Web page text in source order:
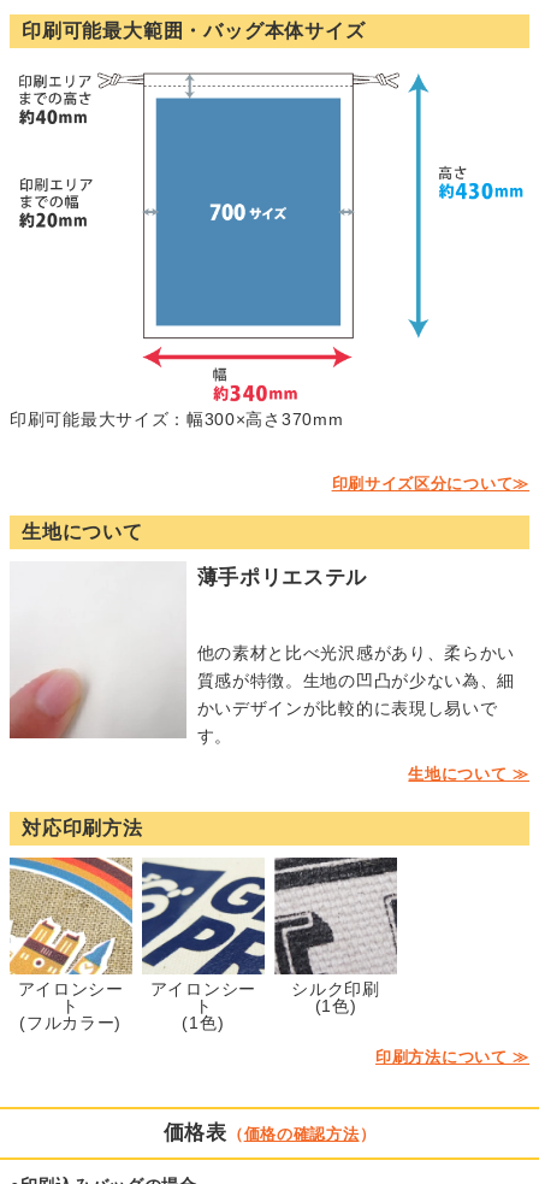
印刷可能最大範囲・バッグ本体サイズ
印刷可能最大サイズ：幅300×高さ370mm
印刷サイズ区分について≫
生地について
薄手ポリエステル
他の素材と比べ光沢感があり、柔らかい
質感が特徴。生地の凹凸が少ない為、細
かいデザインが比較的に表現し易いで
す。
生地について ≫
対応印刷方法
アイロンシー
ト
(フルカラー)
アイロンシー
ト
(1色)
シルク印刷
(1色)
印刷方法について ≫
価格表 （価格の確認方法）